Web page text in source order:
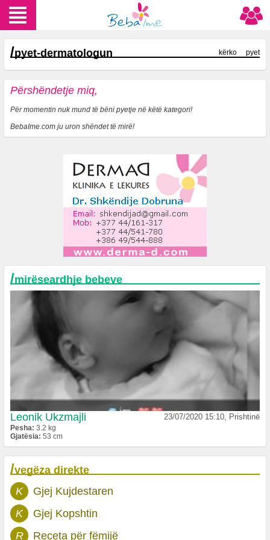
/pyet-dermatologun kërko pyet
Përshëndetje miq,
Për momentin nuk mund të bëni pyetje në këtë kategori!
BebaIme.com ju uron shëndet të mirë!
/mirëseardhje bebeve
Leonik Ukzmajli 23/07/2020 15:10, Prishtinë
Pesha: 3.2 kg
Gjatësia: 53 cm
/vegëza direkte
K
Gjej Kujdestaren
K
Gjej Kopshtin
R
Receta për fëmijë